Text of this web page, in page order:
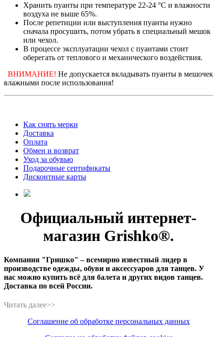
Хранить пуанты при температуре 22-24 °С и влажности
воздуха не выше 65%.
После репетиции или выступления пуанты нужно
сначала просушить, потом убрать в специальный мешок
или чехол.
В процессе эксплуатации чехол с пуантами стоит
оберегать от теплового и механического воздействия.
ВНИМАНИЕ! Не допускается вкладывать пуанты в мешочек
влажными после использования!
Как снять мерки
Доставка
Оплата
Обмен и возврат
Уход за обувью
Подарочные сертификаты
Дисконтные карты
Официальный интернет-
магазин Grishko®.
Компания "Гришко" – всемирно известный лидер в
производстве одежды, обуви и аксессуаров для танцев. У
нас можно купить всё для балета и других видов танцев.
Доставка по всей России.
Соглашение об обработке персональных данных